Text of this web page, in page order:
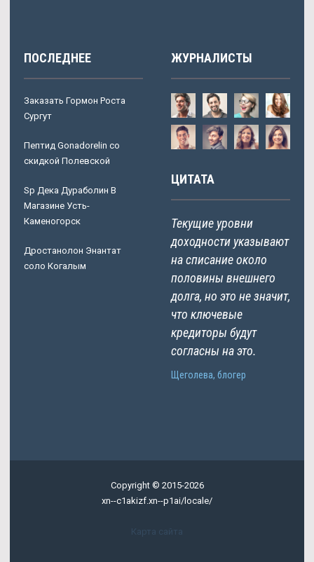
ПОСЛЕДНЕЕ
Заказать Гормон Роста
Сургут
Пептид Gonadorelin со
скидкой Полевской
Sp Дека Дураболин В
Магазине Усть-
Каменогорск
Дростанолон Энантат
соло Когалым
ЖУРНАЛИСТЫ
ЦИТАТА
Текущие уровни
доходности указывают
на списание около
половины внешнего
долга, но это не значит,
что ключевые
кредиторы будут
согласны на это.
Щеголева, блогер
Copyright © 2015-2026
xn--c1akizf.xn--p1ai/locale/
Карта сайта